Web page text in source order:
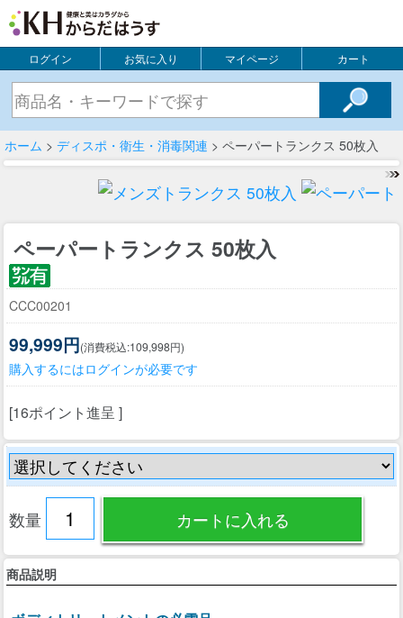
ログイン お気に入り マイページ カート
ホーム > ディスポ・衛生・消毒関連 > ペーパートランクス 50枚入
ペーパートランクス 50枚入
CCC00201
99,999円(消費税込:109,998円)
購入するにはログインが必要です
[16ポイント進呈 ]
数量
商品説明